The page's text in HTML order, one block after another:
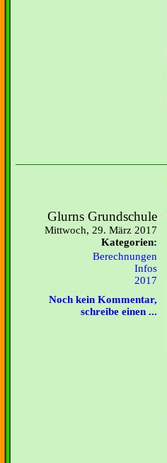
Glurns Grundschule
Mittwoch, 29. März 2017
Kategorien:
Berechnungen
Infos
2017
Noch kein Kommentar,
schreibe einen ...